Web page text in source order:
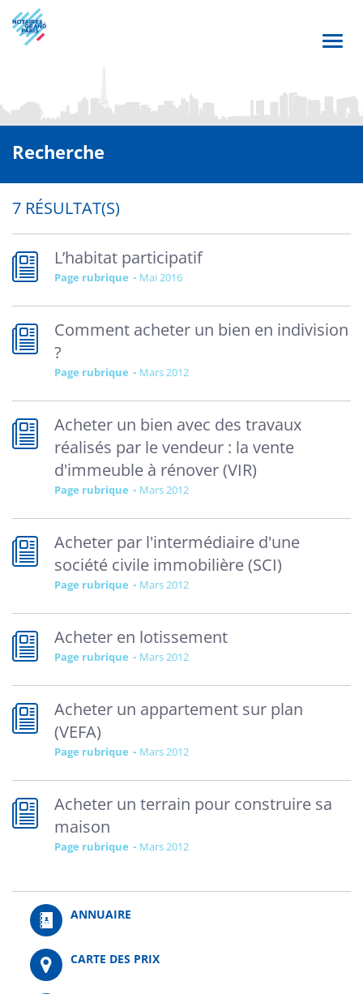
Aller
au
contenu
Recherche
7 RÉSULTAT(S)
L’habitat participatif
Page rubrique mai 2016
Comment acheter un bien en indivision
?
Page rubrique mars 2012
Acheter un bien avec des travaux
réalisés par le vendeur : la vente
d'immeuble à rénover (VIR)
Page rubrique mars 2012
Acheter par l'intermédiaire d'une
société civile immobilière (SCI)
Page rubrique mars 2012
Acheter en lotissement
Page rubrique mars 2012
Acheter un appartement sur plan
(VEFA)
Page rubrique mars 2012
Acheter un terrain pour construire sa
maison
Page rubrique mars 2012
ANNUAIRE
CARTE DES PRIX